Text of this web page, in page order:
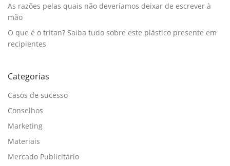
As razões pelas quais não deveríamos deixar de escrever à
mão
O que é o tritan? Saiba tudo sobre este plástico presente em
recipientes
Categorias
Casos de sucesso
Conselhos
Marketing
Materiais
Mercado Publicitário